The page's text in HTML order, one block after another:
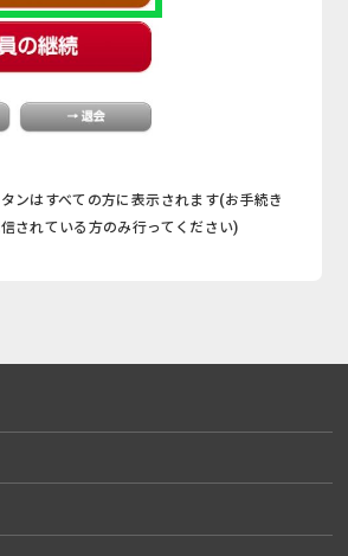
ンはすべての方に表示されます(お手続き
されている方のみ行ってください)